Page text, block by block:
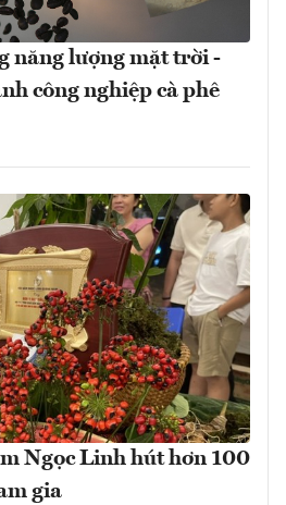
năng lượng mặt trời -
công nghiệp cà phê
Ngọc Linh hút hơn 100
gia